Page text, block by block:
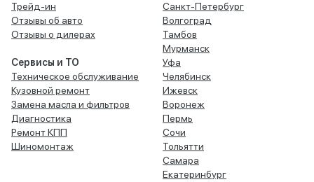
Трейд-ин
Отзывы об авто
Отзывы о дилерах
Сервисы и ТО
Техническое обслуживание
Кузовной ремонт
Замена масла и фильтров
Диагностика
Ремонт КПП
Шиномонтаж
Санкт-Петербург
Волгоград
Тамбов
Мурманск
Уфа
Челябинск
Ижевск
Воронеж
Пермь
Сочи
Тольятти
Самара
Екатеринбург